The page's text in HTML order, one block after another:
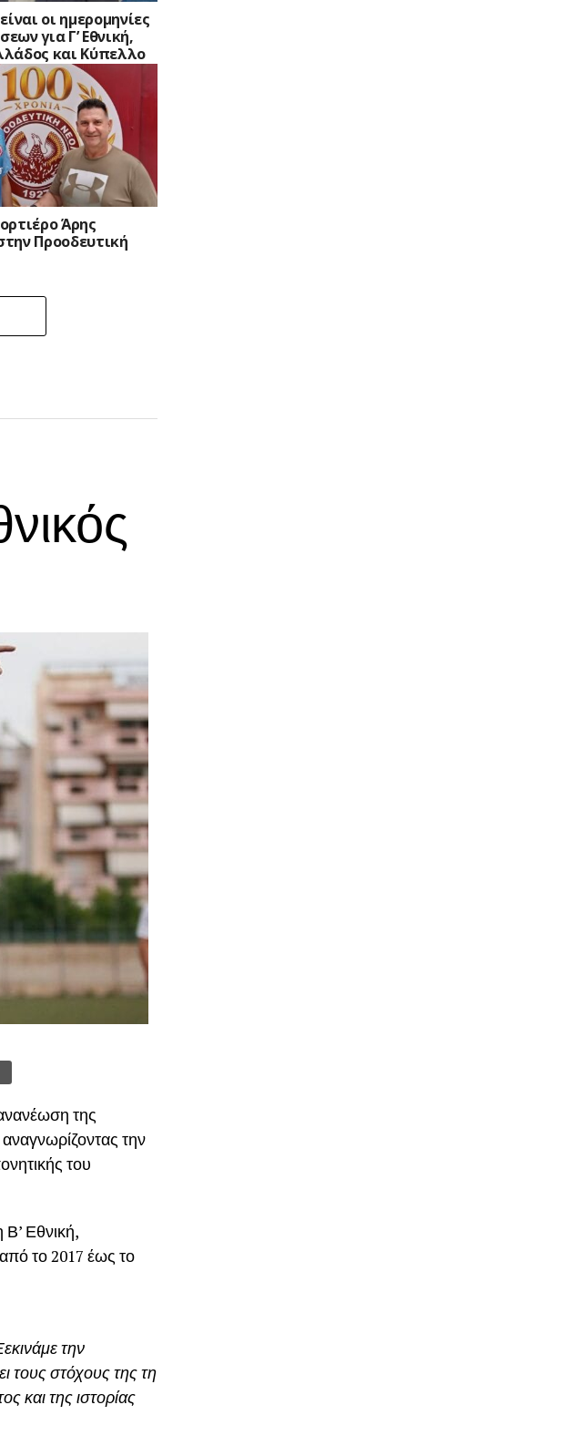
οι ημερομηνίες
για Γ’ Εθνική,
και Κύπελλο
Άρης
Προοδευτική
της
την
του
Εθνική,
το 2017 έως το
την
τους στόχους της τη
και της ιστορίας